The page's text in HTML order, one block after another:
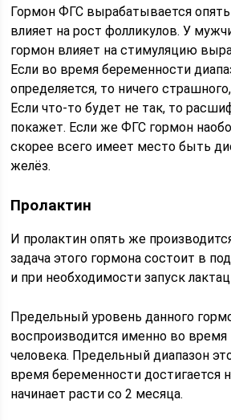
Гормон ФГС вырабатывается
влияет на рост фолликулов. У
гормон влияет на стимуляцию
Если во время беременности
определяется, то ничего
Если что-то будет не так, то
покажет. Если же ФГС гормон
скорее всего имеет место быть
желёз.
Пролактин
И пролактин опять же
задача этого гормона состоит в
и при необходимости запуск
Предельный уровень данного
воспроизводится именно во время
человека. Предельный диапазон
время беременности достигается
начинает расти со 2 месяца.